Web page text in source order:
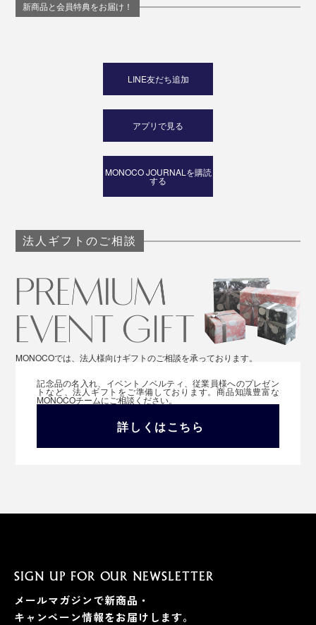
新商品と会員特典をお届け！
LINE友だち追加
アプリで見る
MONOCO JOURNALを購読
する
法人ギフトのご相談
MONOCOでは、法人様向けギフトのご相談を承っております。
記念品の名入れ、イベントノベルティ、従業員様へのプレゼン
トなど、法人ギフトをご準備しております。商品知識豊富な
MONOCOチームにご相談ください。
詳しくはこちら
SIGN UP FOR OUR NEWSLETTER
メールマガジンで新商品・
キャンペーン情報をお届けします。